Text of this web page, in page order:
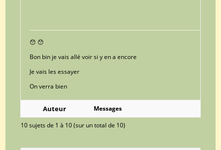
😯 😯
Bon bin je vais allé voir si y en a encore
Je vais les essayer
On verra bien
Auteur
Messages
10 sujets de 1 à 10 (sur un total de 10)